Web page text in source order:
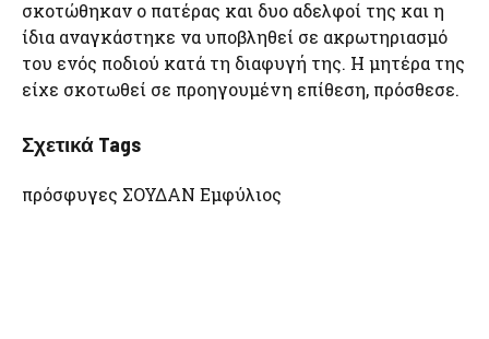
σκοτώθηκαν ο πατέρας και δυο αδελφοί της και η
ίδια αναγκάστηκε να υποβληθεί σε ακρωτηριασμό
του ενός ποδιού κατά τη διαφυγή της. Η μητέρα της
είχε σκοτωθεί σε προηγουμένη επίθεση, πρόσθεσε.
Σχετικά Tags
πρόσφυγες ΣΟΥΔΑΝ Εμφύλιος